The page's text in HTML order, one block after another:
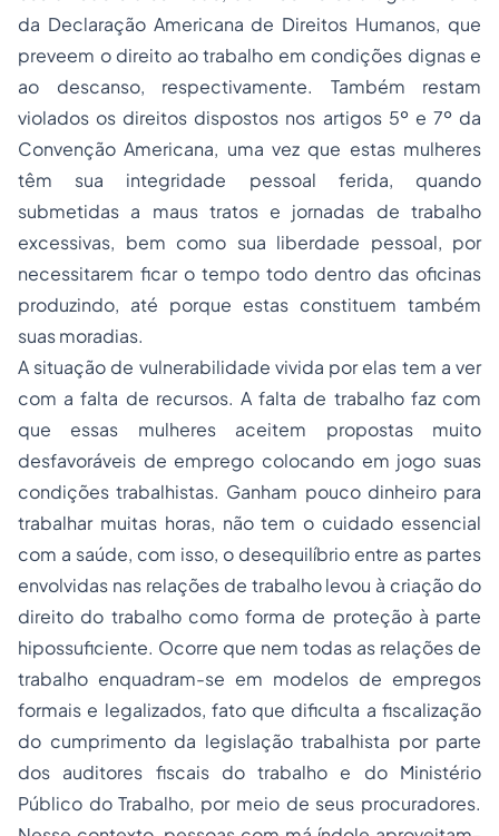
da Declaração Americana de Direitos Humanos, que
preveem o direito ao trabalho em condições dignas e
ao descanso, respectivamente. Também restam
violados os direitos dispostos nos artigos 5º e 7º da
Convenção Americana, uma vez que estas mulheres
têm sua integridade pessoal ferida, quando
submetidas a maus tratos e jornadas de trabalho
excessivas, bem como sua liberdade pessoal, por
necessitarem ficar o tempo todo dentro das oficinas
produzindo, até porque estas constituem também
suas moradias.
A situação de vulnerabilidade vivida por elas tem a ver
com a falta de recursos. A falta de trabalho faz com
que essas mulheres aceitem propostas muito
desfavoráveis de emprego colocando em jogo suas
condições trabalhistas. Ganham pouco dinheiro para
trabalhar muitas horas, não tem o cuidado essencial
com a saúde, com isso, o desequilíbrio entre as partes
envolvidas nas relações de trabalho levou à criação do
direito do trabalho como forma de proteção à parte
hipossuficiente. Ocorre que nem todas as relações de
trabalho enquadram-se em modelos de empregos
formais e legalizados, fato que dificulta a fiscalização
do cumprimento da legislação trabalhista por parte
dos auditores fiscais do trabalho e do Ministério
Público do Trabalho, por meio de seus procuradores.